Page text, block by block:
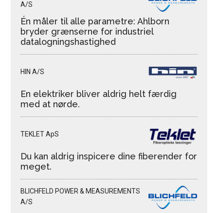
A/S
Én måler til alle parametre: Ahlborn
bryder grænserne for industriel
datalogningshastighed
HIN A/S
En elektriker bliver aldrig helt færdig
med at nørde.
TEKLET ApS
Du kan aldrig inspicere dine fiberender for
meget.
BLICHFELD POWER & MEASUREMENTS
A/S